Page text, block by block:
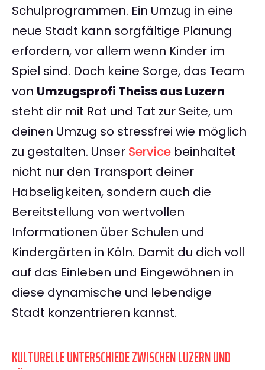
Schulprogrammen. Ein Umzug in eine
neue Stadt kann sorgfältige Planung
erfordern, vor allem wenn Kinder im
Spiel sind. Doch keine Sorge, das Team
von Umzugsprofi Theiss aus Luzern
steht dir mit Rat und Tat zur Seite, um
deinen Umzug so stressfrei wie möglich
zu gestalten. Unser Service beinhaltet
nicht nur den Transport deiner
Habseligkeiten, sondern auch die
Bereitstellung von wertvollen
Informationen über Schulen und
Kindergärten in Köln. Damit du dich voll
auf das Einleben und Eingewöhnen in
diese dynamische und lebendige
Stadt konzentrieren kannst.
KULTURELLE UNTERSCHIEDE ZWISCHEN LUZERN UND